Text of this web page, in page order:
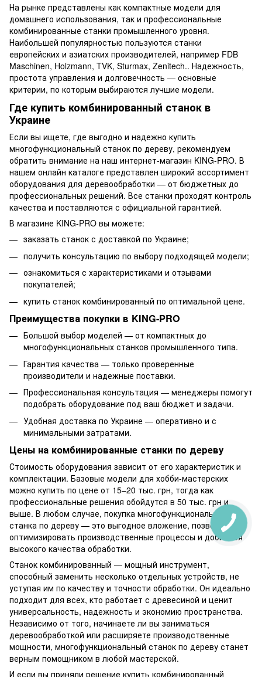
На рынке представлены как компактные модели для
домашнего использования, так и профессиональные
комбинированные станки промышленного уровня.
Наибольшей популярностью пользуются станки
европейских и азиатских производителей, например FDB
Maschinen, Holzmann, TVK, Sturmax, Zenitech.. Надежность,
простота управления и долговечность — основные
критерии, по которым выбираются лучшие модели.
Где купить комбинированный станок в
Украине
Если вы ищете, где выгодно и надежно купить
многофункциональный станок по дереву, рекомендуем
обратить внимание на наш интернет-магазин KING-PRO. В
нашем онлайн каталоге представлен широкий ассортимент
оборудования для деревообработки — от бюджетных до
профессиональных решений. Все станки проходят контроль
качества и поставляются с официальной гарантией.
В магазине KING-PRO вы можете:
заказать станок с доставкой по Украине;
получить консультацию по выбору подходящей модели;
ознакомиться с характеристиками и отзывами
покупателей;
купить станок комбинированный по оптимальной цене.
Преимущества покупки в KING-PRO
Большой выбор моделей — от компактных до
многофункциональных станков промышленного типа.
Гарантия качества — только проверенные
производители и надежные поставки.
Профессиональная консультация — менеджеры помогут
подобрать оборудование под ваш бюджет и задачи.
Удобная доставка по Украине — оперативно и с
минимальными затратами.
Цены на комбинированные станки по дереву
Стоимость оборудования зависит от его характеристик и
комплектации. Базовые модели для хобби-мастерских
можно купить по цене от 15–20 тыс. грн, тогда как
профессиональные решения обойдутся в 50 тыс. грн и
выше. В любом случае, покупка многофункционального
станка по дереву — это выгодное вложение, позволяющее
оптимизировать производственные процессы и добиться
высокого качества обработки.
Станок комбинированный — мощный инструмент,
способный заменить несколько отдельных устройств, не
уступая им по качеству и точности обработки. Он идеально
подходит для всех, кто работает с древесиной и ценит
универсальность, надежность и экономию пространства.
Независимо от того, начинаете ли вы заниматься
деревообработкой или расширяете производственные
мощности, многофункциональный станок по дереву станет
верным помощником в любой мастерской.
И если вы приняли решение купить комбинированный